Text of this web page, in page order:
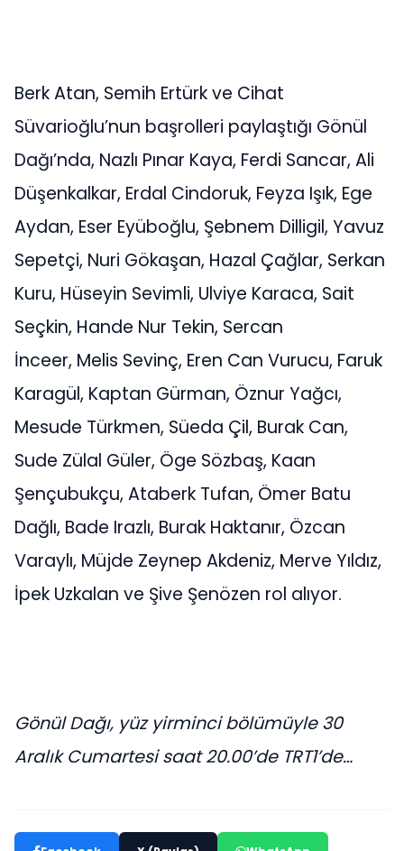
Berk Atan, Semih Ertürk ve Cihat
Süvarioğlu’nun başrolleri paylaştığı Gönül
Dağı’nda, Nazlı Pınar Kaya, Ferdi Sancar, Ali
Düşenkalkar, Erdal Cindoruk, Feyza Işık, Ege
Aydan, Eser Eyüboğlu, Şebnem Dilligil, Yavuz
Sepetçi, Nuri Gökaşan, Hazal Çağlar, Serkan
Kuru, Hüseyin Sevimli, Ulviye Karaca, Sait
Seçkin, Hande Nur Tekin, Sercan
İnceer, Melis Sevinç, Eren Can Vurucu, Faruk
Karagül, Kaptan Gürman, Öznur Yağcı,
Mesude Türkmen, Süeda Çil, Burak Can,
Sude Zülal Güler, Öge Sözbaş, Kaan
Şençubukçu, Ataberk Tufan, Ömer Batu
Dağlı, Bade Irazlı, Burak Haktanır, Özcan
Varaylı, Müjde Zeynep Akdeniz, Merve Yıldız,
İpek Uzkalan ve Şive Şenözen rol alıyor.
Gönül Dağı, yüz yirminci bölümüyle 30
Aralık Cumartesi saat 20.00’de TRT1’de…